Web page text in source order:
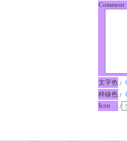
Comment
文字色 /
枠線色 /
Icon
/